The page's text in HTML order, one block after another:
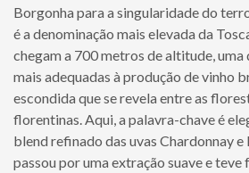
Borgonha para a singularidade do
é a denominação mais elevada da
chegam a 700 metros de altitude, uma
mais adequadas à produção de vinho
escondida que se revela entre as
florentinas. Aqui, a palavra-chave é
blend refinado das uvas Chardonnay e
passou por uma extração suave e teve